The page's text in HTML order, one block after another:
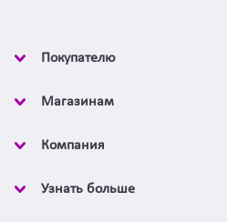
Покупателю
Магазинам
Компания
Узнать больше